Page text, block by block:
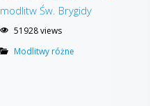
modlitw Św. Brygidy
51928 views
Modlitwy różne